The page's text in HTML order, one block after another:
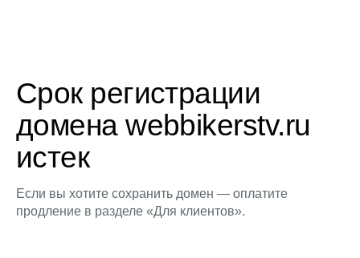
Срок регистрации
домена webbikerstv.ru
истек
Если вы хотите сохранить домен — оплатите
продление в разделе «Для клиентов».